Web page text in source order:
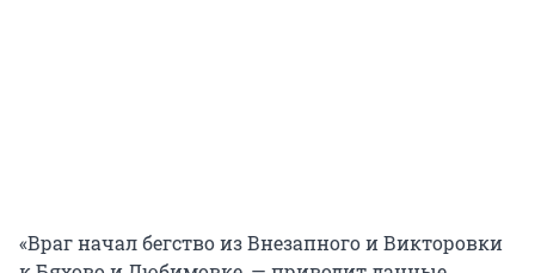
«Враг начал бегство из Внезапного и Викторовки